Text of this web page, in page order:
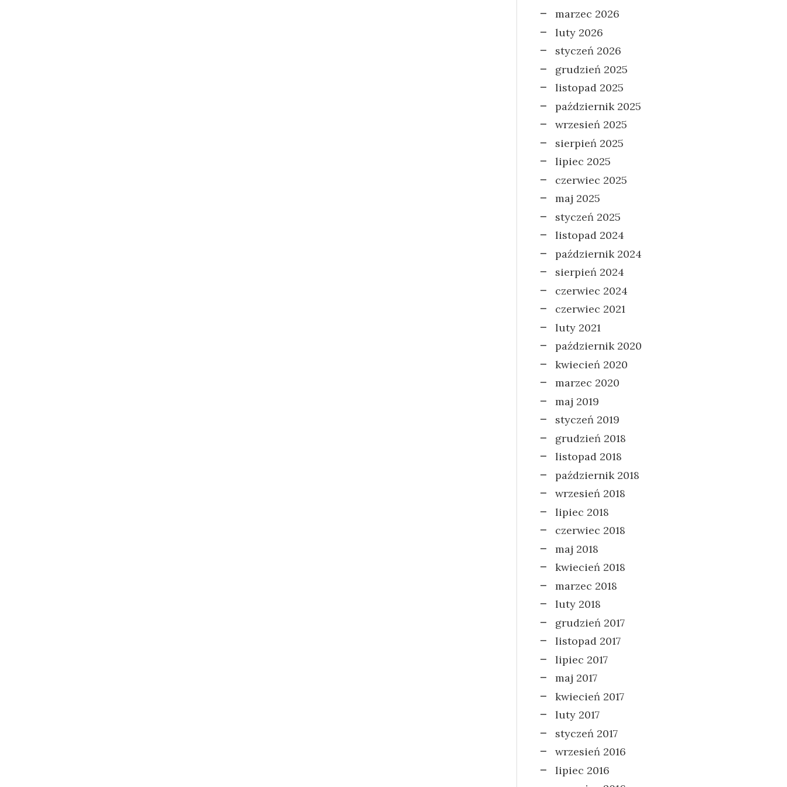
marzec 2026
luty 2026
styczeń 2026
grudzień 2025
listopad 2025
październik 2025
wrzesień 2025
sierpień 2025
lipiec 2025
czerwiec 2025
maj 2025
styczeń 2025
listopad 2024
październik 2024
sierpień 2024
czerwiec 2024
czerwiec 2021
luty 2021
październik 2020
kwiecień 2020
marzec 2020
maj 2019
styczeń 2019
grudzień 2018
listopad 2018
październik 2018
wrzesień 2018
lipiec 2018
czerwiec 2018
maj 2018
kwiecień 2018
marzec 2018
luty 2018
grudzień 2017
listopad 2017
lipiec 2017
maj 2017
kwiecień 2017
luty 2017
styczeń 2017
wrzesień 2016
lipiec 2016